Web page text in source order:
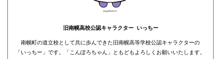
旧南幌高校公認キャラクター いっちー
南幌町の道立校として共に歩んできた旧南幌高等学校公認キャラクターの
「いっちー」です。「こんぽろちゃん」ともどもよろしくお願いいたします。